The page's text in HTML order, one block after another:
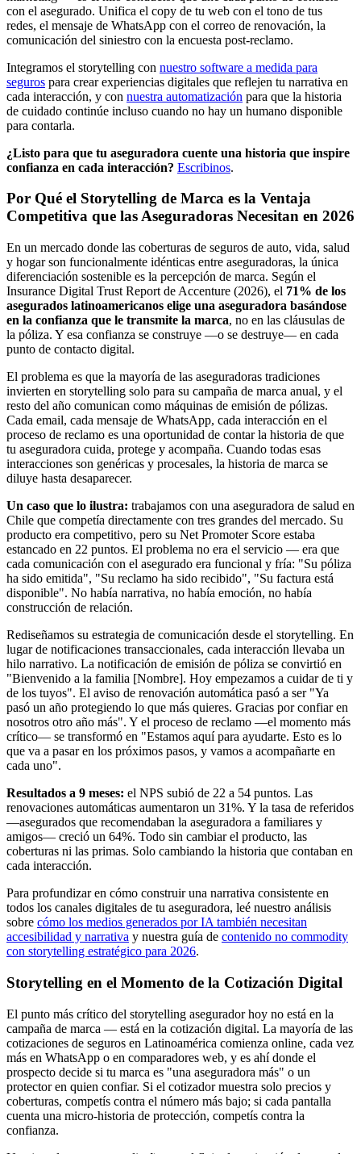
con el asegurado. Unifica el copy de tu web con el tono de tus
redes, el mensaje de WhatsApp con el correo de renovación, la
comunicación del siniestro con la encuesta post-reclamo.
Integramos el storytelling con nuestro software a medida para
seguros para crear experiencias digitales que reflejen tu narrativa en
cada interacción, y con nuestra automatización para que la historia
de cuidado continúe incluso cuando no hay un humano disponible
para contarla.
¿Listo para que tu aseguradora cuente una historia que inspire
confianza en cada interacción? Escribinos.
Por Qué el Storytelling de Marca es la Ventaja
Competitiva que las Aseguradoras Necesitan en 2026
En un mercado donde las coberturas de seguros de auto, vida, salud
y hogar son funcionalmente idénticas entre aseguradoras, la única
diferenciación sostenible es la percepción de marca. Según el
Insurance Digital Trust Report de Accenture (2026), el 71% de los
asegurados latinoamericanos elige una aseguradora basándose
en la confianza que le transmite la marca, no en las cláusulas de
la póliza. Y esa confianza se construye —o se destruye— en cada
punto de contacto digital.
El problema es que la mayoría de las aseguradoras tradiciones
invierten en storytelling solo para su campaña de marca anual, y el
resto del año comunican como máquinas de emisión de pólizas.
Cada email, cada mensaje de WhatsApp, cada interacción en el
proceso de reclamo es una oportunidad de contar la historia de que
tu aseguradora cuida, protege y acompaña. Cuando todas esas
interacciones son genéricas y procesales, la historia de marca se
diluye hasta desaparecer.
Un caso que lo ilustra: trabajamos con una aseguradora de salud en
Chile que competía directamente con tres grandes del mercado. Su
producto era competitivo, pero su Net Promoter Score estaba
estancado en 22 puntos. El problema no era el servicio — era que
cada comunicación con el asegurado era funcional y fría: "Su póliza
ha sido emitida", "Su reclamo ha sido recibido", "Su factura está
disponible". No había narrativa, no había emoción, no había
construcción de relación.
Rediseñamos su estrategia de comunicación desde el storytelling. En
lugar de notificaciones transaccionales, cada interacción llevaba un
hilo narrativo. La notificación de emisión de póliza se convirtió en
"Bienvenido a la familia [Nombre]. Hoy empezamos a cuidar de ti y
de los tuyos". El aviso de renovación automática pasó a ser "Ya
pasó un año protegiendo lo que más quieres. Gracias por confiar en
nosotros otro año más". Y el proceso de reclamo —el momento más
crítico— se transformó en "Estamos aquí para ayudarte. Esto es lo
que va a pasar en los próximos pasos, y vamos a acompañarte en
cada uno".
Resultados a 9 meses: el NPS subió de 22 a 54 puntos. Las
renovaciones automáticas aumentaron un 31%. Y la tasa de referidos
—asegurados que recomendaban la aseguradora a familiares y
amigos— creció un 64%. Todo sin cambiar el producto, las
coberturas ni las primas. Solo cambiando la historia que contaban en
cada interacción.
Para profundizar en cómo construir una narrativa consistente en
todos los canales digitales de tu aseguradora, leé nuestro análisis
sobre cómo los medios generados por IA también necesitan
accesibilidad y narrativa y nuestra guía de contenido no commodity
con storytelling estratégico para 2026.
Storytelling en el Momento de la Cotización Digital
El punto más crítico del storytelling asegurador hoy no está en la
campaña de marca — está en la cotización digital. La mayoría de las
cotizaciones de seguros en Latinoamérica comienza online, cada vez
más en WhatsApp o en comparadores web, y es ahí donde el
prospecto decide si tu marca es "una aseguradora más" o un
protector en quien confiar. Si el cotizador muestra solo precios y
coberturas, competís contra el número más bajo; si cada pantalla
cuenta una micro-historia de protección, competís contra la
confianza.